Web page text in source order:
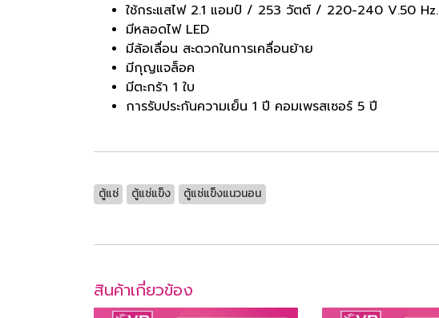
ใช้กระแสไฟ 2.1 แอมป์ / 253 วัตต์ / 220-240 V.50 Hz.
มีหลอดไฟ LED
มีล้อเลื่อน สะดวกในการเคลื่อนย้าย
มีกุญแจล็อค
มีตะกร้า 1 ใบ
การรับประกันความเย็น 1 ปี คอมเพรสเซอร์ 5 ปี
ตู้แช่ ตู้แช่แข็ง ตู้แช่แข็งแนวนอน
สินค้าเกี่ยวข้อง